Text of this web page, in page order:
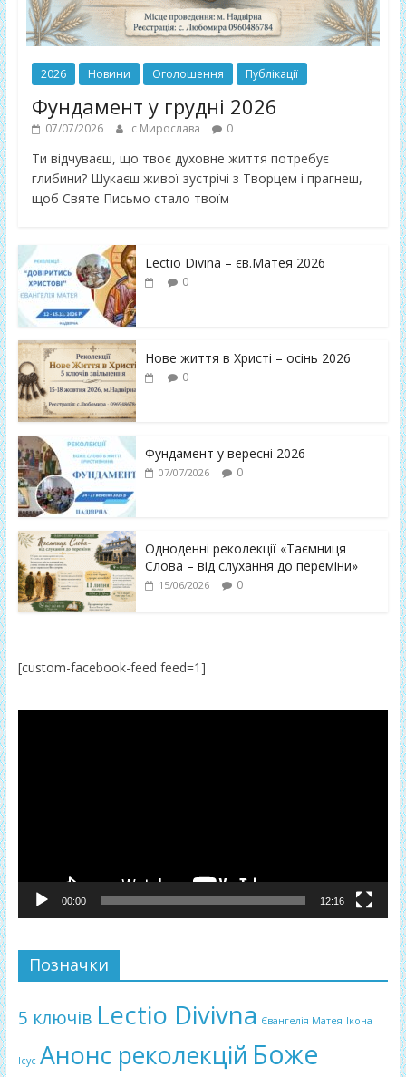
2026 Новини Оголошення Публікації
Фундамент у грудні 2026
07/07/2026 с Мирослава 0
Ти відчуваєш, що твоє духовне життя потребує
глибини? Шукаєш живої зустрічі з Творцем і прагнеш,
щоб Святе Письмо стало твоїм
Lectio Divina – єв.Матея 2026
0
Нове життя в Христі – осінь 2026
0
Фундамент у вересні 2026
07/07/2026 0
Одноденні реколекції «Таємниця
Слова – від слухання до переміни»
15/06/2026 0
[custom-facebook-feed feed=1]
00:00 12:16
Позначки
5 ключів Lectio Divivna Євангелія Матея Ікона
Ісус Анонс реколекцій Боже